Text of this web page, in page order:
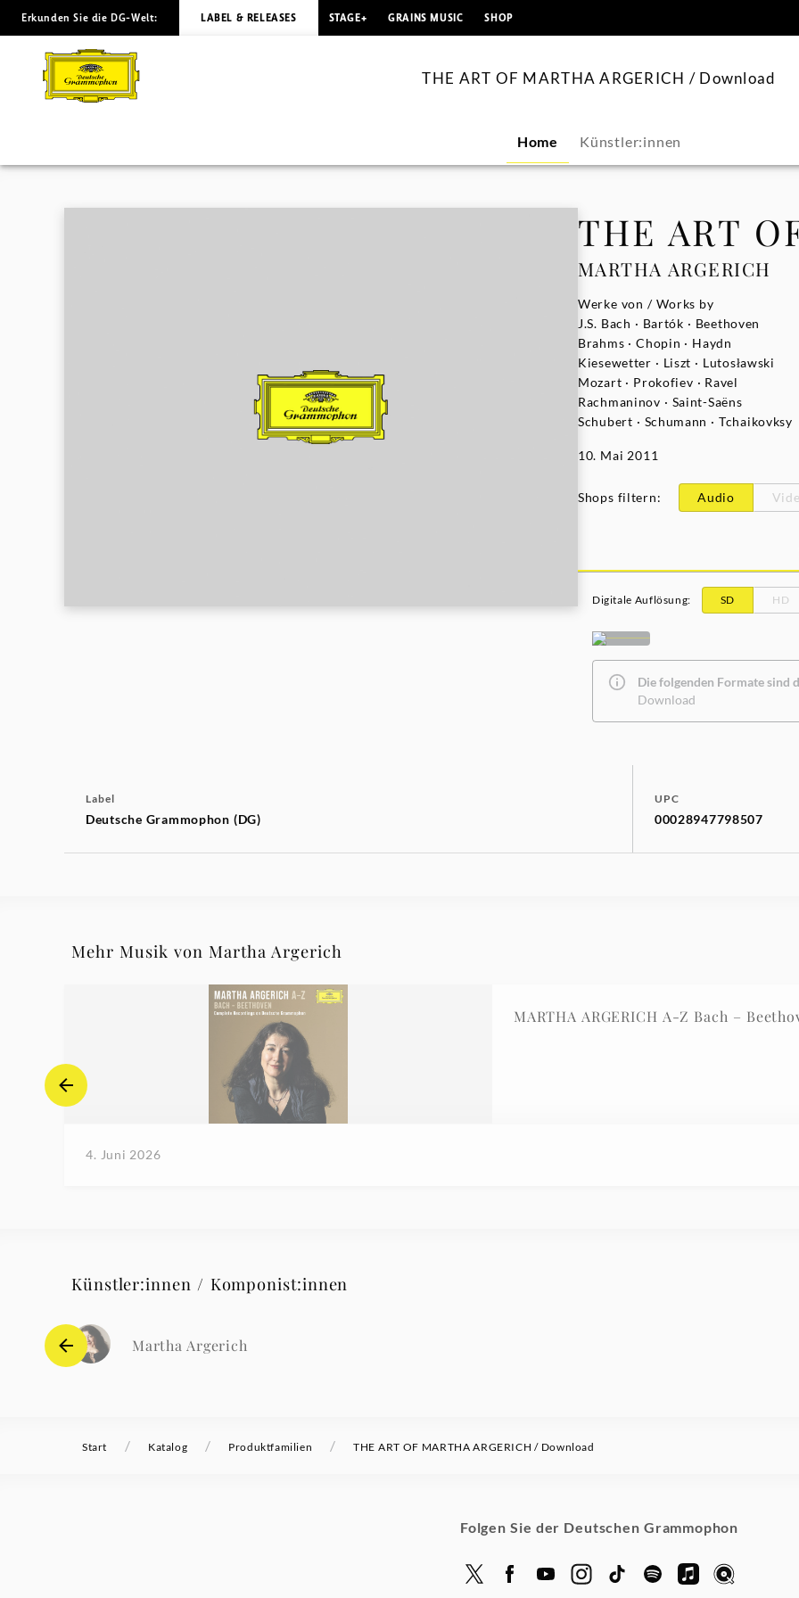
THE
ART
MARTHA
ARGERICH
Erkunden Sie die DG-Welt: LABEL & RELEASES STAGE+ GRAINS MUSIC SHOP
THE ART OF MARTHA ARGERICH / Download
Home Künstler:innen
THE ART
MARTHA ARGERICH
Werke von / Works by
J.S. Bach · Bartók · Beethoven
Brahms · Chopin · Haydn
Kiesewetter · Liszt · Lutosławski
Mozart · Prokofiev · Ravel
Rachmaninov · Saint-Saëns
Schubert · Schumann · Tchaikovksy
10. Mai 2011
Shops filtern: Audio
Digitale Auflösung: SD HD
Die folgenden Formate sind
Download
Label
Deutsche Grammophon (DG)
UPC
00028947798507
Mehr Musik von Martha Argerich
MARTHA ARGERICH A-Z Bach –
4. Juni 2026
Künstler:innen / Komponist:innen
Martha Argerich
Start / Katalog / Produktfamilien / THE ART OF MARTHA ARGERICH / Download
Folgen Sie der Deutschen Grammophon